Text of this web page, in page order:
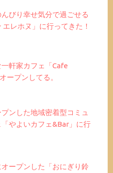
んびり幸せ気分で過ごせる
エレホヌ」に行ってきた！
軒家カフェ「Cafe
ープンしてる。
ンした地域密着型コミュ
やよいカフェ&Bar」に行
ープンした「おにぎり鈴